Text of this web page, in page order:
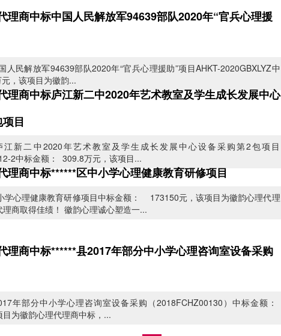
理商中标中国人民解放军94639部队2020年“官兵心理援
民解放军94639部队2020年“官兵心理援助”项目AHKT-2020GBXLYZ中
，该项目为徽韵...
理商中标庐江新二中2020年艺术教室及学生成长发展中心
目
新二中2020年艺术教室及学生成长发展中心设备采购第2包项目
2中标金额： 309.8万元，该项目...
理商中标******区中小学心理健康教育研修项目
心理健康教育研修项目中标金额： 173150元，该项目为徽韵心理代理
商取得佳绩！ 徽韵心理诚心塑造一...
理商中标******县2017年部分中小学心理咨询室设备采购
年部分中小学心理咨询室设备采购（2018FCHZ00130）中标金额：
为徽韵心理代理商中标，...